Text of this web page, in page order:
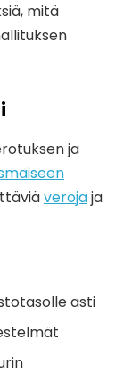
mitä
ja
verojaja
asti